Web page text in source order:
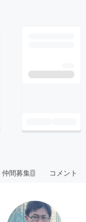
仲間募集 1 コメント